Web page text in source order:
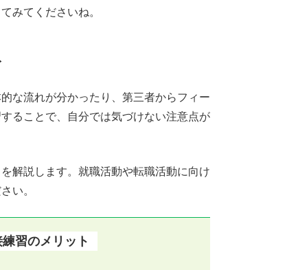
みてくださいね。
な流れが分かったり、第三者からフィー
ることで、自分では気づけない注意点が
解説します。就職活動や転職活動に向け
い。
習のメリット